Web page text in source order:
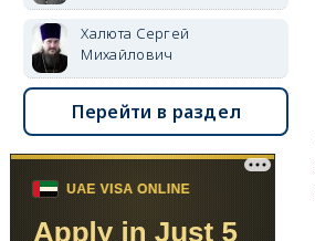
Халюта Сергей
Михайлович
Перейти в раздел